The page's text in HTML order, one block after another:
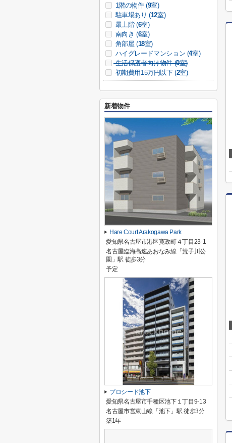
1階の物件 (9室)
駐車場あり (12室)
最上階 (6室)
南向き (6室)
角部屋 (18室)
ハイグレードマンション (4室)
生活保護者向け物件 (0室)
初期費用15万円以下 (2室)
新着物件
Hare Court Arakogawa Park
愛知県名古屋市港区寛政町４丁目23-1
名古屋臨海高速あおなみ線「荒子川公
園」駅 徒歩3分
予定
プロシード池下
愛知県名古屋市千種区池下１丁目9-13
名古屋市営東山線「池下」駅 徒歩3分
築1年